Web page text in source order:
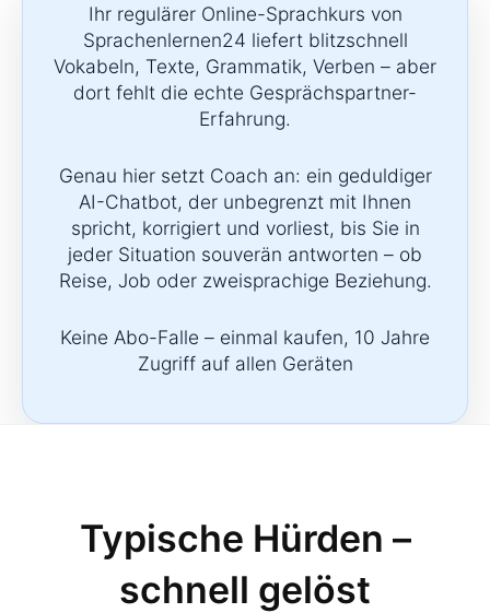
Ihr regulärer Online-Sprachkurs von
Sprachenlernen24 liefert blitzschnell
Vokabeln, Texte, Grammatik, Verben – aber
dort fehlt die echte Gesprächspartner-
Erfahrung.
Genau hier setzt Coach an: ein geduldiger
AI-Chatbot, der unbegrenzt mit Ihnen
spricht, korrigiert und vorliest, bis Sie in
jeder Situation souverän antworten – ob
Reise, Job oder zweisprachige Beziehung.
Keine Abo-Falle – einmal kaufen, 10 Jahre
Zugriff auf allen Geräten
Typische Hürden –
schnell gelöst